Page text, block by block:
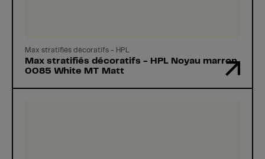
Max stratifiés décoratifs - HPL
Max stratifiés décoratifs - HPL Noyau marron
0085 White MT Matt